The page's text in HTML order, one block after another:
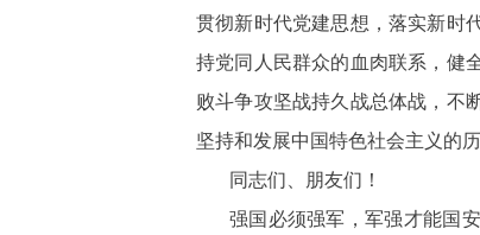
贯彻新时代党建思想，落实新时
持党同人民群众的血肉联系，健
败斗争攻坚战持久战总体战，不
坚持和发展中国特色社会主义的
同志们、朋友们！
强国必须强军，军强才能国